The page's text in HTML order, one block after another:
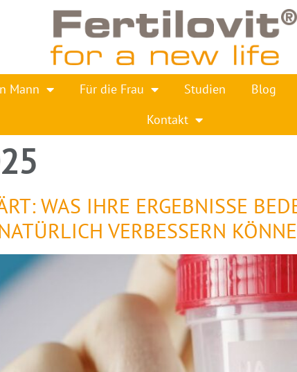
Mann Für die Frau Studien Blog
Kontakt
WAS IHRE ERGEBNISSE
VERBESSERN